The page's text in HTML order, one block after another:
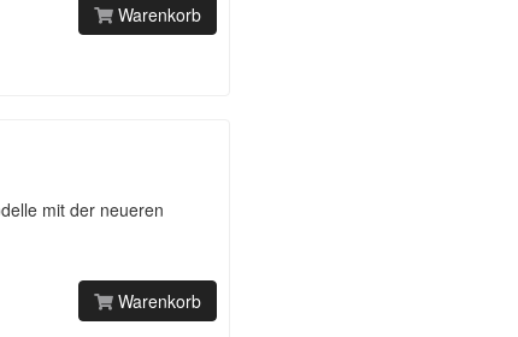
Warenkorb
mit der neueren
Warenkorb